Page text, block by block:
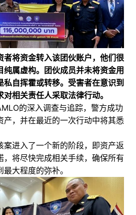
者将资金转入该团伙账户，他们很
纯属虚构。团伙成员并未将资金用
自挥霍或转移。受害者在意识到
相关责任人采取法律行动。
的深入调查与追踪，警方成功
产，并在最近的一次行动中将其悉
案进入了一个新的阶段，即资产返
，将尽快完成相关手续，确保所有
大程度的弥补。